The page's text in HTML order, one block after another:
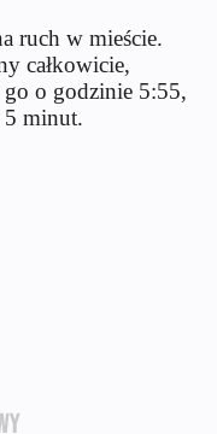
ruch w mieście.
całkowicie,
o godzinie 5:55,
5 minut.